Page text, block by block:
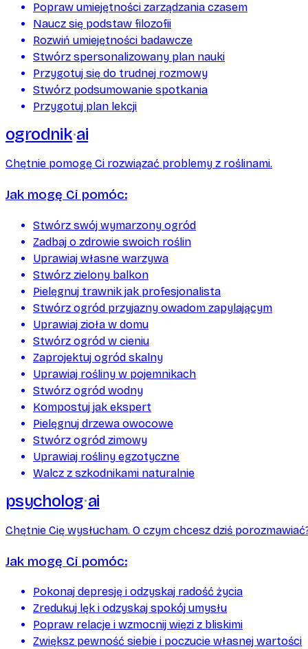
Popraw umiejętności zarządzania czasem
Naucz się podstaw filozofii
Rozwiń umiejętności badawcze
Stwórz spersonalizowany plan nauki
Przygotuj się do trudnej rozmowy
Stwórz podsumowanie spotkania
Przygotuj plan lekcji
ogrodnik ai
Chętnie pomogę Ci rozwiązać problemy z roślinami.
Jak mogę Ci pomóc:
Stwórz swój wymarzony ogród
Zadbaj o zdrowie swoich roślin
Uprawiaj własne warzywa
Stwórz zielony balkon
Pielęgnuj trawnik jak profesjonalista
Stwórz ogród przyjazny owadom zapylającym
Uprawiaj zioła w domu
Stwórz ogród w cieniu
Zaprojektuj ogród skalny
Uprawiaj rośliny w pojemnikach
Stwórz ogród wodny
Kompostuj jak ekspert
Pielęgnuj drzewa owocowe
Stwórz ogród zimowy
Uprawiaj rośliny egzotyczne
Walcz z szkodnikami naturalnie
psycholog ai
Chętnie Cię wysłucham. O czym chcesz dziś
Jak mogę Ci pomóc:
Pokonaj depresję i odzyskaj radość życia
Zredukuj lęk i odzyskaj spokój umysłu
Popraw relacje i wzmocnij więzi z bliskimi
Zwiększ pewność siebie i poczucie własnej wartości